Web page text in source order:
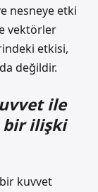
nesneye etki
vektörler
etkisi,
değildir.
ile
bir ilişki
kuvvet